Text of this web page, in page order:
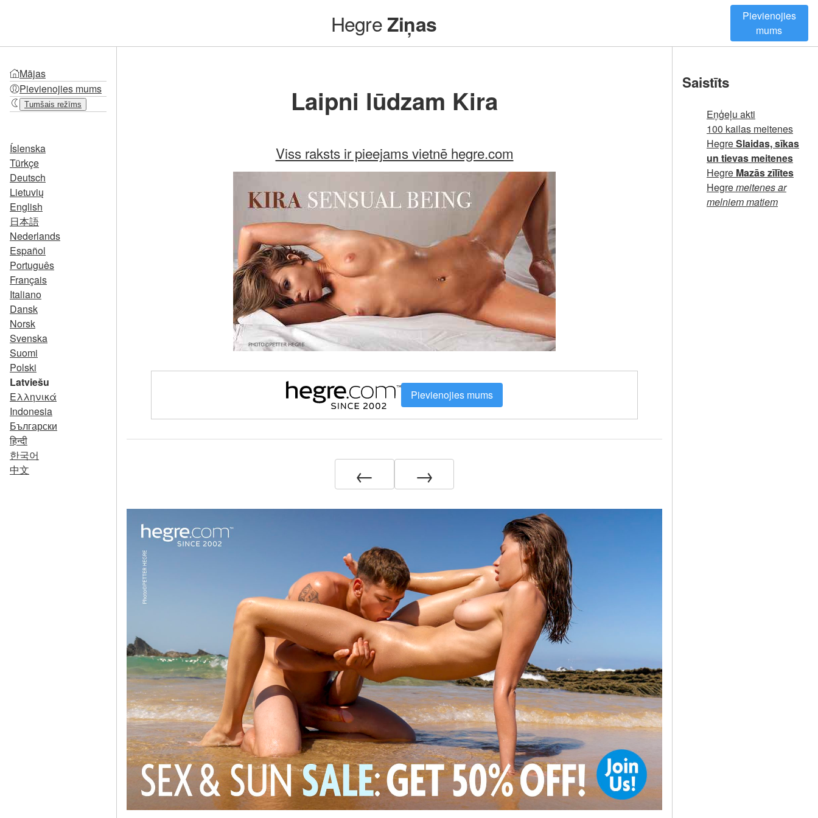
HegreZiņas
Pievienojies
mums
Mājas
Pievienojies mums
Tumšais režīms
Íslenska
Türkçe
Deutsch
Lietuvių
English
日本語
Nederlands
Español
Português
Français
Italiano
Dansk
Norsk
Svenska
Suomi
Polski
Latviešu
Ελληνικά
Indonesia
Български
हिन्दी
한국어
中文
Laipni lūdzam Kira
Viss raksts ir pieejams vietnē hegre.com
Pievienojies mums
← →
Saistīts
Eņģeļu akti
100 kailas meitenes
HegreSlaidas, sīkas
un tievas meitenes
Hegre Mazās zīlītes
Hegremeitenes ar
melniem matiem